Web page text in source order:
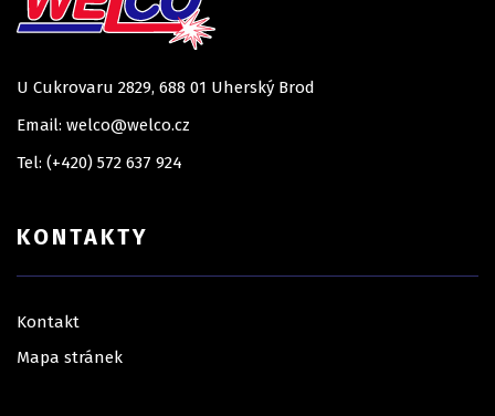
U Cukrovaru 2829, 688 01 Uherský Brod
Email: welco@welco.cz
Tel: (+420) 572 637 924
KONTAKTY
Kontakt
Mapa stránek